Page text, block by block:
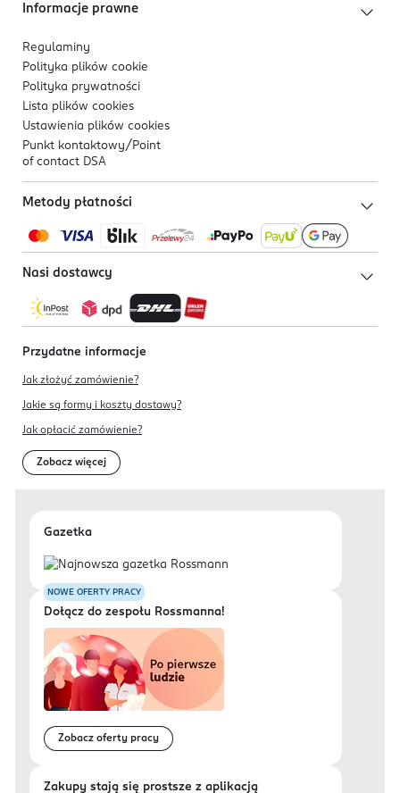
Informacje prawne
Regulaminy
Polityka plików cookie
Polityka prywatności
Lista plików cookies
Ustawienia plików cookies
Punkt kontaktowy/ Point
of contact DSA
Metody płatności
Nasi dostawcy
Przydatne informacje
Jak złożyć zamówienie?
Jakie są formy i koszty dostawy?
Jak opłacić zamówienie?
Zobacz więcej
Gazetka
NOWE OFERTY PRACY
Dołącz do zespołu Rossmanna!
Zobacz oferty pracy
Zakupy stają się prostsze z aplikacją